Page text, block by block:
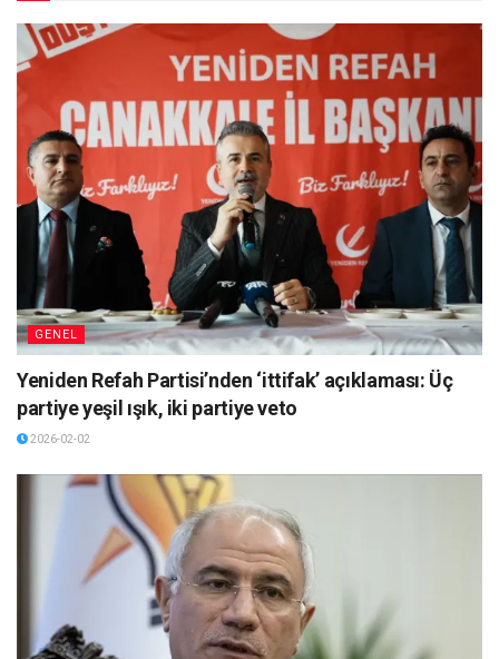
GENEL
Yeniden Refah Partisi’nden ‘ittifak’ açıklaması: Üç
partiye yeşil ışık, iki partiye veto
2026-02-02